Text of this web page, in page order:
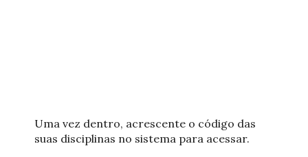
Uma vez dentro, acrescente o código das
suas disciplinas no sistema para acessar.